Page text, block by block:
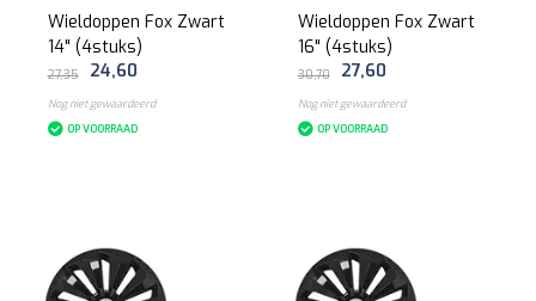
Wieldoppen Fox Zwart
14" (4stuks)
27,35 24,60
Nog niet gewaardeerd
OP VOORRAAD
Wieldoppen Fox Zwart
16" (4stuks)
30,70 27,60
Nog niet gewaardeerd
OP VOORRAAD